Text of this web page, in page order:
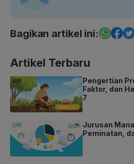
Bagikan artikel ini:
Artikel Terbaru
Pengertian
Faktor, dan
7
Jurusan
Peminatan,